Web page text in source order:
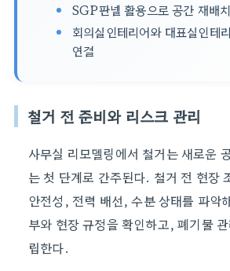
SGP판넬 활용으로 공간 재배치
회의실인테리어와 대표실인테
연결
철거 전 준비와 리스크 관리
사무실 리모델링에서 철거는 새로운
는 첫 단계로 간주된다. 철거 전 현장
안전성, 전력 배선, 수분 상태를 파악
부와 현장 규정을 확인하고, 폐기물
립한다.